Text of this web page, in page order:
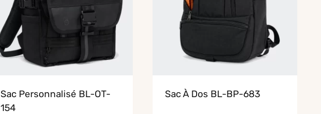
Sac Personnalisé BL-OT-
154
Sac À Dos BL-BP-683